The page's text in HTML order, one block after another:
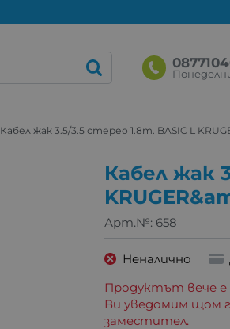
Кабел жак 3.5/3.5 стерео 1.8m. BASIC L
Кабел жак
Арт.№: 658
Неналично
Продуктът вече е
Ви уведомим щом
заместител.